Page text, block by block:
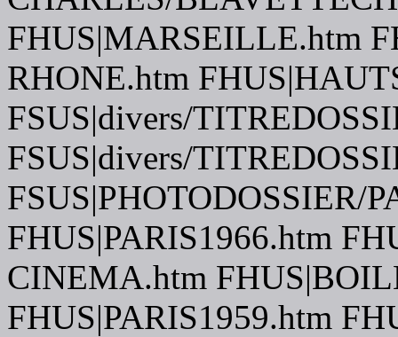
FHUS|MARSEILLE.htm
RHONE.htm
FSUS|divers/
FSUS|divers/
FSUS|PHOTODOSSIER/
FHUS|PARIS1966.htm
CINEMA.htm
FHUS|PARIS1959.htm